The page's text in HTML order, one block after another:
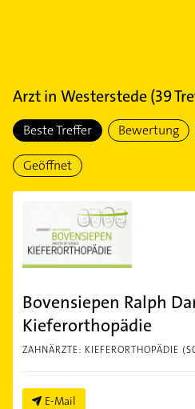
Arztin Westerstede(39
Beste Treffer Bewertung
Geöffnet
Bovensiepen Ralph
Kieferorthopädie
ZAHNÄRZTE: KIEFERORTHOPÄDIE
E-Mail